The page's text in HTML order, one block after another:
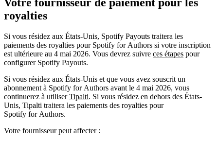
royalties
Si vous résidez aux États-Unis, Spotify Payouts traitera les
paiements des royalties pour Spotify for Authors si votre inscription
est ultérieure au 4 mai 2026. Vous devrez suivre ces étapes pour
configurer Spotify Payouts.
Si vous résidez aux États-Unis et que vous avez souscrit un
abonnement à Spotify for Authors avant le 4 mai 2026, vous
continuerez à utiliserTipalti. Si vous résidez en dehors des États-
Unis, Tipalti traitera les paiements des royalties pour
Spotify for Authors.
Votre fournisseur peut affecter :